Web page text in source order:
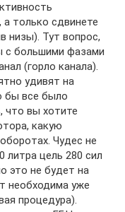
а только сдвинете
низы). Тут вопрос,
с большими фазами
(горло канала).
удивят на
бы все было
что вы хотите
какую
Чудес не
литра цель 280 сил
это не будет на
необходима уже
процедура).